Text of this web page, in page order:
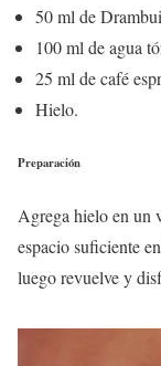
50 ml de
100 ml de agua
25 ml de café
Hielo.
Preparación
Agrega hielo en un
espacio suficiente
luego revuelve y